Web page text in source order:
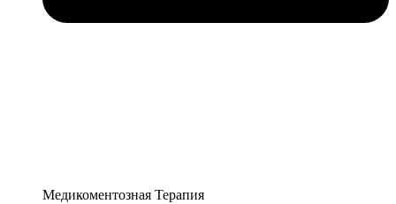
Медикоментозная Терапия